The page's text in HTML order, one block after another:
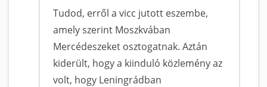
Tudod, erről a vicc jutott eszembe,
amely szerint Moszkvában
Mercédeszeket osztogatnak. Aztán
kiderült, hogy a kiinduló közlemény az
volt, hogy Leningrádban